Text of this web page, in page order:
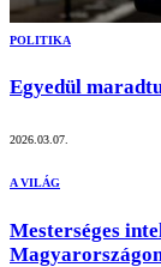
POLITIKA
Egyedül
2026.03.07.
A VILÁG
Mesterséges